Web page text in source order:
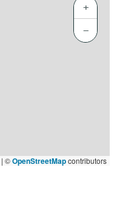
+
−
| ©OpenStreetMapcontributors